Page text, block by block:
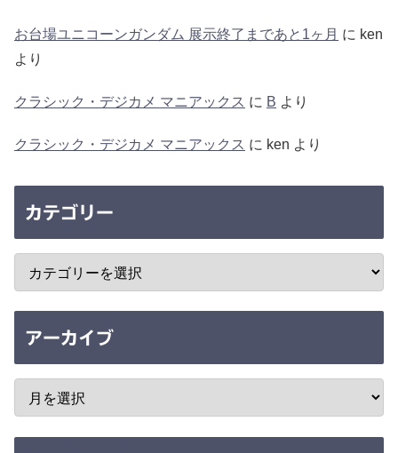
お台場ユニコーンガンダム 展示終了まであと1ヶ月 に ken
より
クラシック・デジカメ マニアックス に B より
クラシック・デジカメ マニアックス に ken より
カテゴリー
アーカイブ